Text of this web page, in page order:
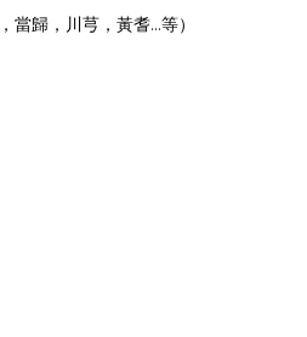
當歸，川芎，黃耆…等）